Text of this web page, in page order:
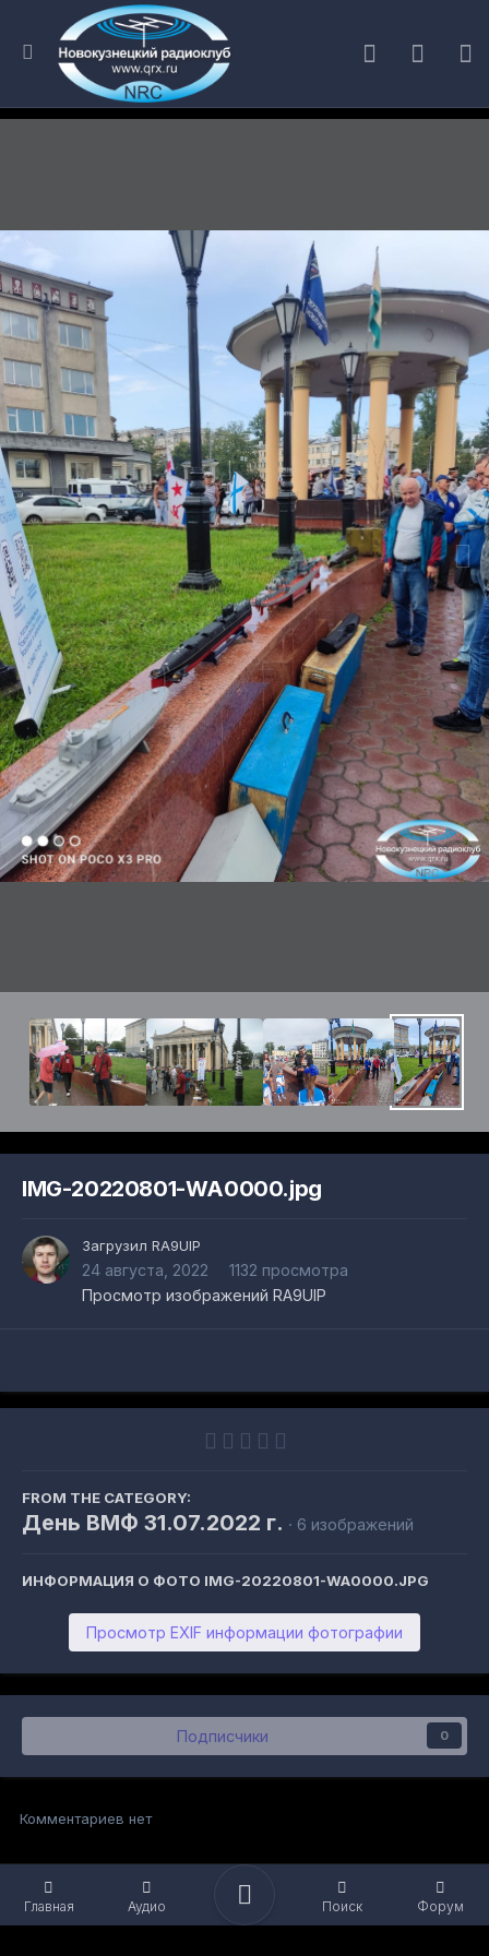
Главная Аудио Поиск Форум
IMG-20220801-WA0000.jpg
Загрузил RA9UIP
24 августа, 2022
1132 просмотра
Просмотр изображений RA9UIP
FROM THE CATEGORY:
День ВМФ 31.07.2022 г. · 6 изображений
ИНФОРМАЦИЯ О ФОТО IMG-20220801-WA0000.JPG
Просмотр EXIF информации фотографии
Подписчики 0
Комментариев нет